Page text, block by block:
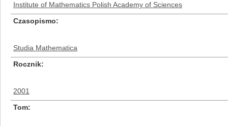
Institute of Mathematics Polish Academy of Sciences
Czasopismo
Studia Mathematica
Rocznik
2001
Tom